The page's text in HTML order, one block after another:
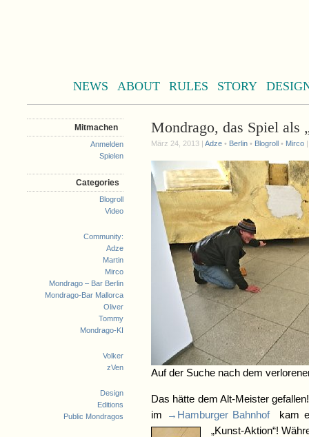
NEWS ABOUT RULES STORY
Mitmachen
Anmelden
Spielen
Categories
Blogroll
Video
Community:
Adze
Martin
Mirco
Mondrago – Bar Berlin
Mondrago-Bar Mallorca
Oliver
Tommy
Mondrago-KI
Volker
zVen
Design
Editions
Public Mondragos
Mondrago, das Spiel als
März 24, 2013 | Adze • Berlin • Blogroll • Mirco
Auf der Suche nach dem
Das hätte dem Alt-Meister
im
→Hamburger Bahnhof
kam
„Kunst-Aktion“!